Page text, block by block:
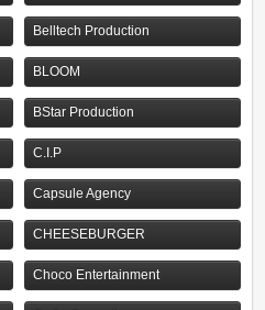
Belltech Production
BLOOM
BStar Production
C.I.P
Capsule Agency
CHEESEBURGER
Choco Entertainment